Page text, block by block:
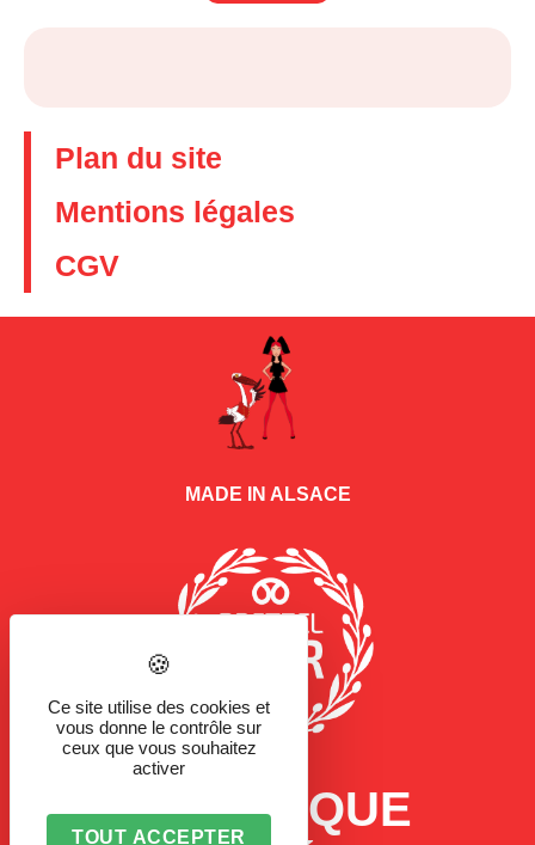
Plan du site
Mentions légales
CGV
MADE IN ALSACE
LA MARQUE
Ce site utilise des cookies et
vous donne le contrôle sur
ceux que vous souhaitez
activer
TOUT ACCEPTER